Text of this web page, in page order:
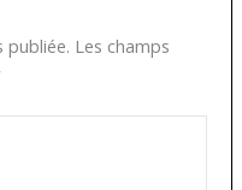
publiée. Les champs